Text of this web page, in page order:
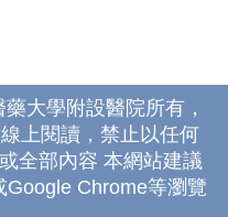
大學附設醫院所有，
上閱讀，禁止以任何
全部內容 本網站建議
Google Chrome等瀏覽